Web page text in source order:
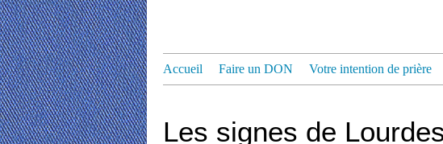
Accueil Faire un DON Votre intention de prière
Les signes de